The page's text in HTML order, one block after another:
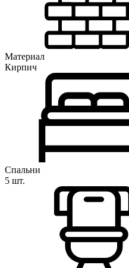
Материал
Кирпич
Спальни
5 шт.